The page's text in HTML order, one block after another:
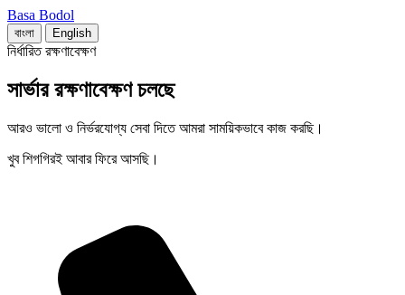
Basa Bodol
বাংলা English
নির্ধারিত রক্ষণাবেক্ষণ
সার্ভার রক্ষণাবেক্ষণ চলছে
আরও ভালো ও নির্ভরযোগ্য সেবা দিতে আমরা সাময়িকভাবে কাজ করছি।
খুব শিগগিরই আবার ফিরে আসছি।